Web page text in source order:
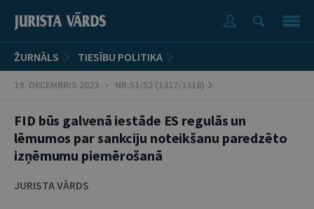
ŽURNĀLS TIESĪBU POLITIKA
19. DECEMBRIS 2023 • NR.51/52 (1317/1318)
FID būs galvenā iestāde ES regulās un
lēmumos par sankciju noteikšanu paredzēto
izņēmumu piemērošanā
JURISTA VĀRDS